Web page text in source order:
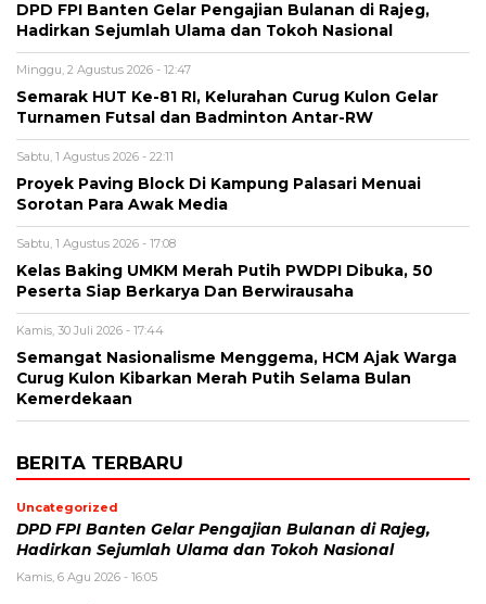
DPD FPI Banten Gelar Pengajian Bulanan di Rajeg,
Hadirkan Sejumlah Ulama dan Tokoh Nasional
Minggu, 2 Agustus 2026 - 12:47
Semarak HUT Ke-81 RI, Kelurahan Curug Kulon Gelar
Turnamen Futsal dan Badminton Antar-RW
Sabtu, 1 Agustus 2026 - 22:11
Proyek Paving Block Di Kampung Palasari Menuai
Sorotan Para Awak Media
Sabtu, 1 Agustus 2026 - 17:08
Kelas Baking UMKM Merah Putih PWDPI Dibuka, 50
Peserta Siap Berkarya Dan Berwirausaha
Kamis, 30 Juli 2026 - 17:44
Semangat Nasionalisme Menggema, HCM Ajak Warga
Curug Kulon Kibarkan Merah Putih Selama Bulan
Kemerdekaan
BERITA TERBARU
Uncategorized
DPD FPI Banten Gelar Pengajian Bulanan di Rajeg,
Hadirkan Sejumlah Ulama dan Tokoh Nasional
Kamis, 6 Agu 2026 - 16:05